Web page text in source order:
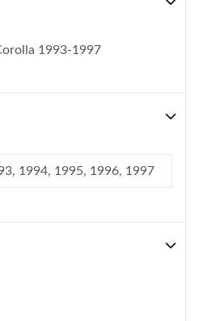
1993-1997
1994, 1995, 1996, 1997